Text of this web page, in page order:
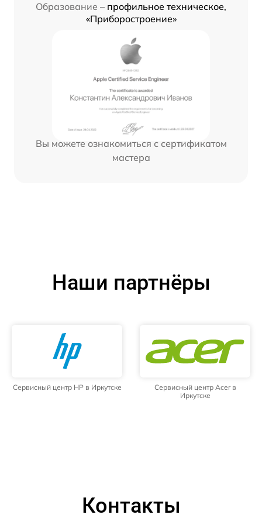
Образование – профильное техническое,
«Приборостроение»
Вы можете ознакомиться с сертификатом
мастера
Наши партнёры
Сервисный центр HP в Иркутске
Сервисный центр Acer в
Иркутске
Контакты